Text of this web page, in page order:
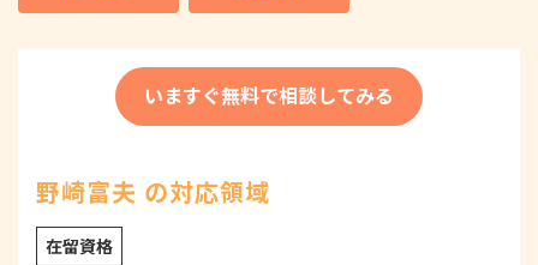
いますぐ無料で相談してみる
野崎富夫 の対応領域
在留資格